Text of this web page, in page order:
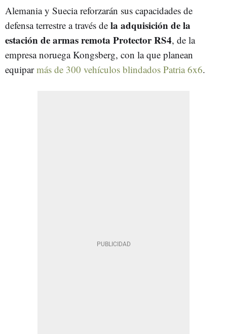
Alemania y Suecia reforzarán sus capacidades de
defensa terrestre a través de la adquisición de la
estación de armas remota Protector RS4, de la
empresa noruega Kongsberg, con la que planean
equiparmás de 300 vehículos blindados Patria 6x6.